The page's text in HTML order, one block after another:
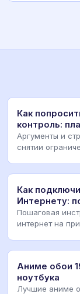
Как
контроль:
Аргументы и
снятии
Как
Интернету:
Пошаговая
интернет на
Аниме обои
ноутбука
Лучшие аниме